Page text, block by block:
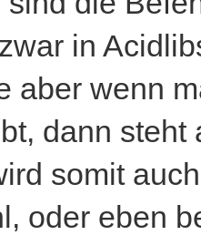
in
aber wenn
dann steht
somit
oder eben